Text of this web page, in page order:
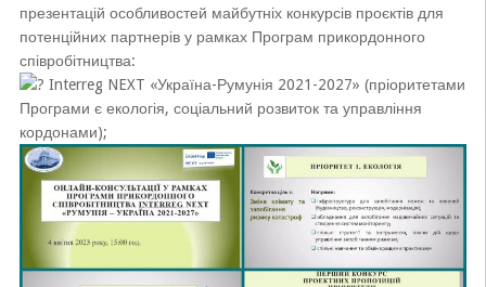
презентацій особливостей майбутніх конкурсів проєктів для
потенційних партнерів у рамках Програм прикордонного
співробітництва:
Interreg NEXT «Україна-Румунія 2021-2027» (пріоритетами
Програми є екологія, соціальний розвиток та управління
кордонами);